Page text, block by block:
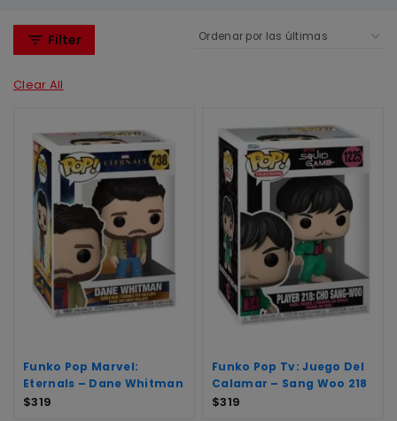
Filter
Clear All
Funko Pop Marvel:
Eternals – Dane Whitman
$319
Funko Pop Tv: Juego Del
Calamar – Sang Woo 218
$319